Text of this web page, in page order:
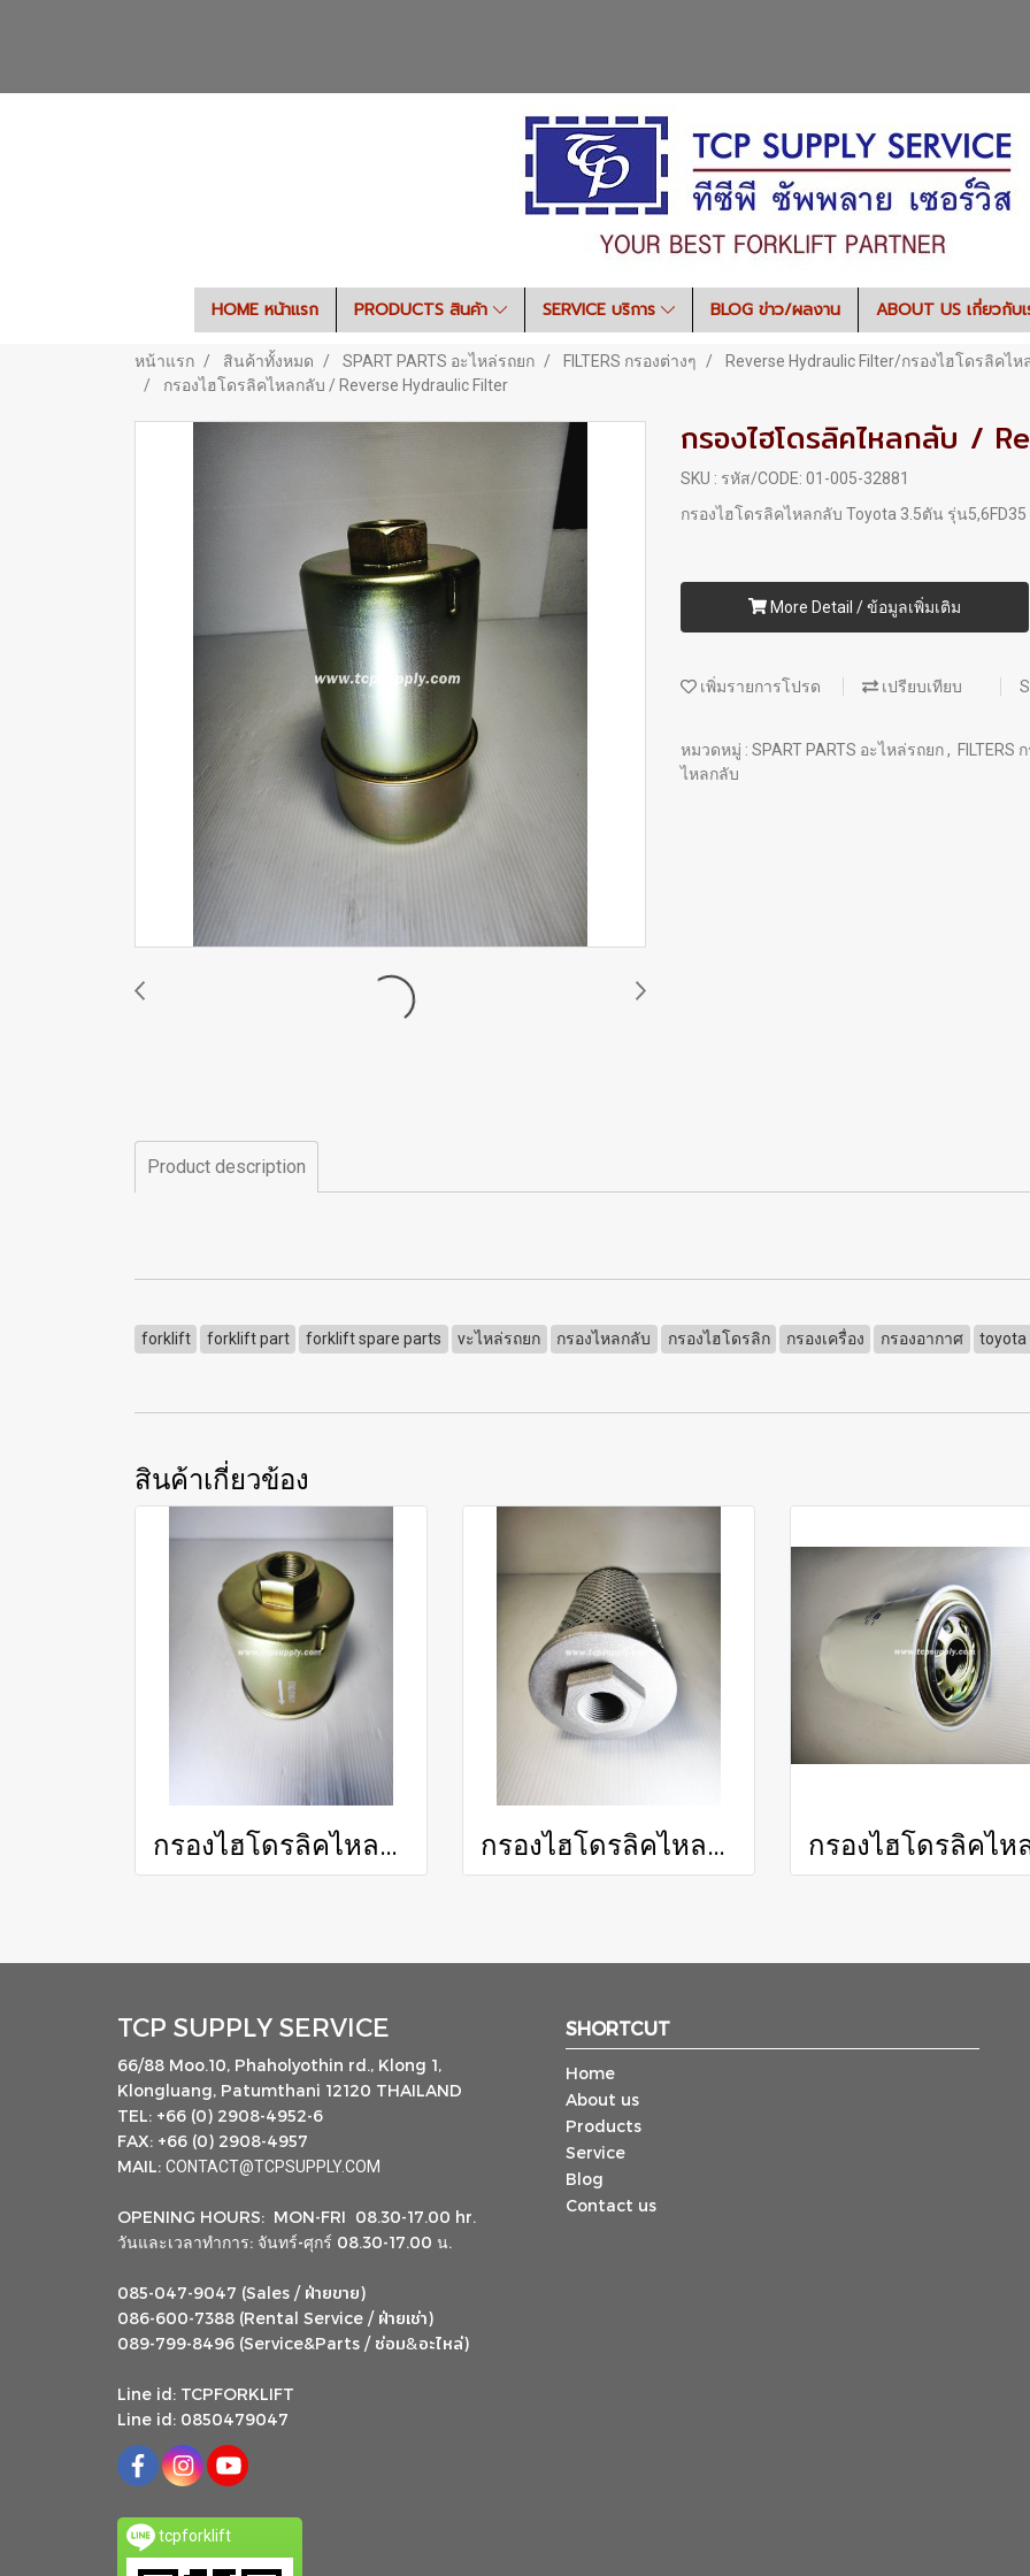
HOME หน้าแรก PRODUCTS สินค้า SERVICE บริการ BLOG ข่าว/ผลงาน ABOUT US เกี่ยวกับ
หน้าแรก สินค้าทั้งหมด SPART PARTS อะไหล่รถยก FILTERS กรองต่างๆ
Reverse Hydraulic Filter/กรองไฮโดรลิคไห
กรองไฮโดรลิคไหลกลับ / Reverse Hydraulic Filter
กรองไฮโดรลิคไหลกลับ /
SKU : รหัส/CODE: 01-005-32881
กรองไฮโดรลิคไหลกลับ Toyota 3.5ตัน รุ่น
More Detail / ข้อมูลเพิ่มเติม
เพิ่มรายการโปรด เปรียบเทียบ
หมวดหมู่ : SPART PARTS อะไหล่รถยก, FILTERS
ไหลกลับ
Product description
forklift forklift part forklift spare parts vะไหล่รถยก กรองไหลกลับ กรองไฮโดรลิก กรองเครื่อง กรองอากาศ
สินค้าเกี่ยวข้อง
กรองไฮโดรลิคไหลกลับ / Reverse Hydraulic Filter กรองไฮโดรลิคไหลกลับ / Reverse Hydraulic Filter
TCP SUPPLY SERVICE
66/88 Moo.10, Phaholyothin rd., Klong 1,
Klongluang, Patumthani 12120 THAILAND
TEL: +66 (0) 2908-4952-6
FAX: +66 (0) 2908-4957
MAIL: CONTACT@TCPSUPPLY.COM
OPENING HOURS: MON-FRI 08.30-17.00 hr.
วันและเวลาทำการ: จันทร์-ศุกร์ 08.30-17.00 น.
085-047-9047 (Sales / ฝ่ายขาย)
086-600-7388 (Rental Service / ฝ่ายเช่า)
089-799-8496 (Service&Parts / ซ่อม&อะไหล่)
Line id: TCPFORKLIFT
Line id: 0850479047
tcpforklift
SHORTCUT
Home
About us
Products
Service
Blog
Contact us